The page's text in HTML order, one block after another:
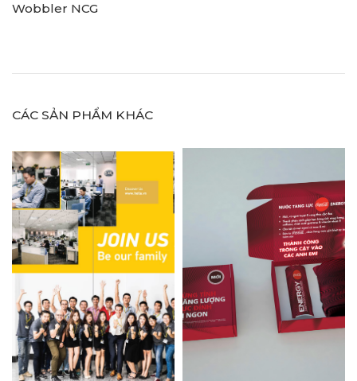
Wobbler NCG
CÁC SẢN PHẨM KHÁC